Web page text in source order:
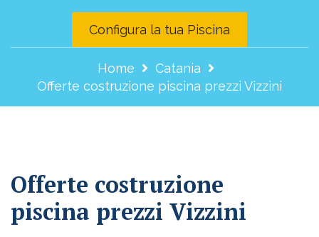
Configura la tua Piscina
Home
Catania
Offerte costruzione piscina prezzi Vizzini
Offerte costruzione
piscina prezzi Vizzini